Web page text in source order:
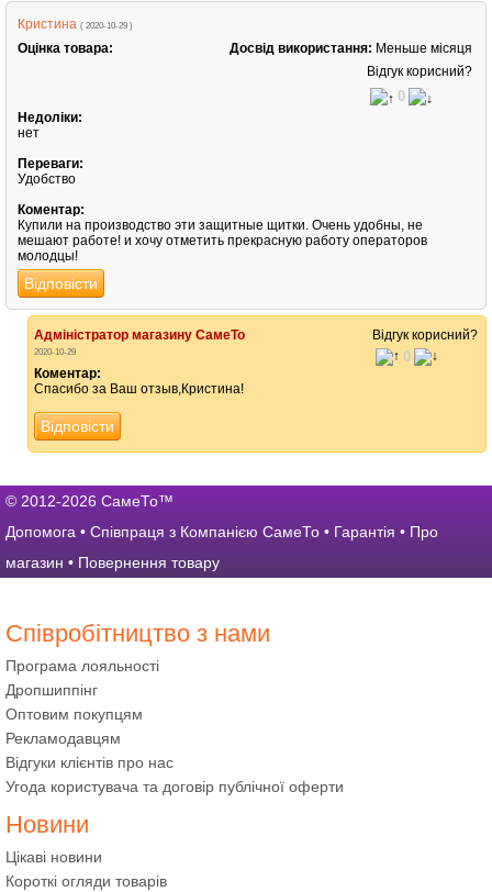
Кристина ( 2020-10-29 )
Оцінка товара: Досвід використання: Меньше місяця
Відгук корисний?
0
Недоліки:
нет
Переваги:
Удобство
Коментар:
Купили на производство эти защитные щитки. Очень удобны, не
мешают работе! и хочу отметить прекрасную работу операторов
молодцы!
Відповісти
Адміністратор магазину СамеТо
2020-10-29
Відгук корисний?
0
Коментар:
Спасибо за Ваш отзыв,Кристина!
Відповісти
© 2012-2026 СамеТо™
Допомога • Співпраця з Компанією СамеТо • Гарантія • Про
магазин • Повернення товару
Співробітництво з нами
Програма лояльності
Дропшиппінг
Оптовим покупцям
Рекламодавцям
Відгуки клієнтів про нас
Угода користувача та договір публічної оферти
Новини
Цікаві новини
Короткі огляди товарів